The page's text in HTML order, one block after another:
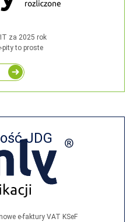
za 2025 rok
pity to proste
JDG
e‑faktury VAT KSeF